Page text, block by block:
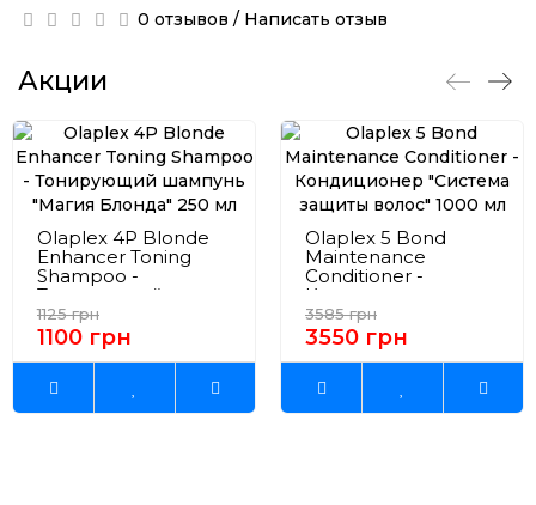
0 отзывов / Написать отзыв
Акции
Olaplex 4P Blonde
Enhancer Toning
Shampoo -
Тонирующий
шампунь "Магия
Блонда" 250 мл
1125 грн
1100 грн
Olaplex 5 Bond
Maintenance
Conditioner -
Кондиционер
"Система защиты
волос" 1000 мл
3585 грн
3550 грн